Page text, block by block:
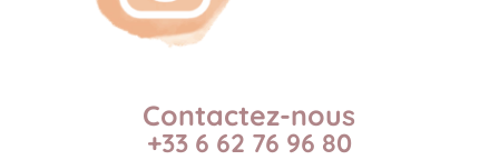
Contactez-nous
+33 6 62 76 96 80